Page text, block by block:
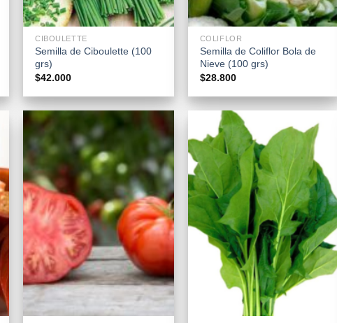
+
CIBOULETTE
Semilla de Ciboulette (100
grs)
$42.000
+
COLIFLOR
Semilla de Coliflor Bola de
Nieve (100 grs)
$28.800
+